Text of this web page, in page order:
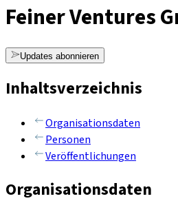
Feiner Ventures
Updates abonnieren
Inhaltsverzeichnis
Organisationsdaten
Personen
Veröffentlichungen
Organisationsdaten